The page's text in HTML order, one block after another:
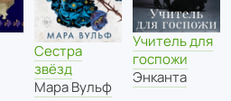
Сестра
звёзд
Мара Вульф
Учитель для
госпожи
Энканта